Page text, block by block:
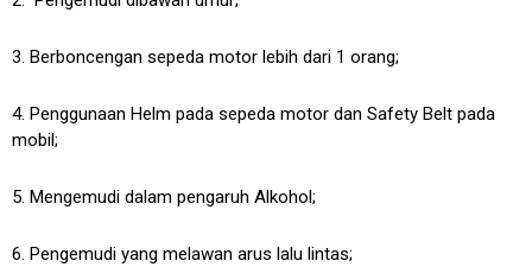
3. ⁠Berboncengan sepeda motor lebih dari 1 orang;
4. ⁠Penggunaan Helm pada sepeda motor dan Safety Belt pada
mobil;
5. Mengemudi dalam pengaruh Alkohol;
6. Pengemudi yang melawan arus lalu lintas;